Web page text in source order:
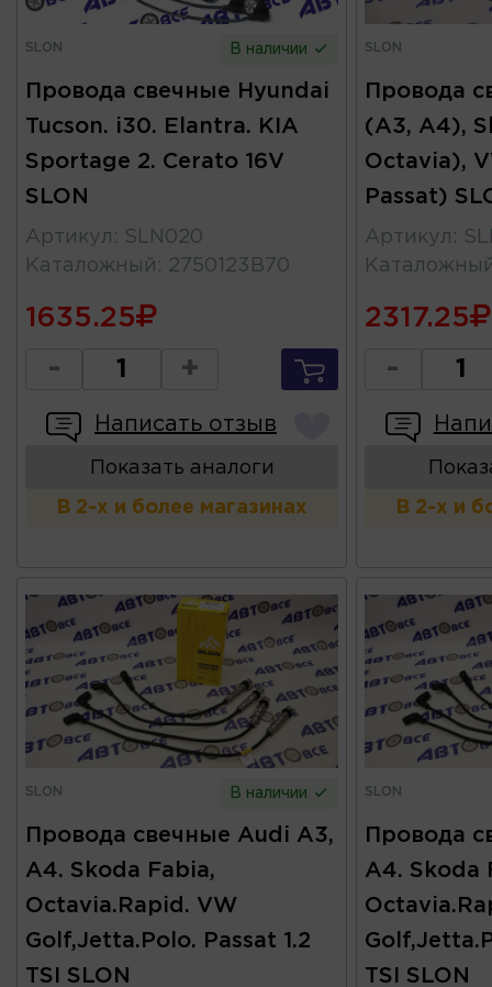
SLON В наличии
Провода свечные Hyundai
Tucson. i30. Elantra. KIA
Sportage 2. Cerato 16V
SLON
Артикул : SLN020
Каталожный : 2750123B70
1635.25
- +
Написать отзыв
Показать аналоги
В 2-х и более магазинах
SLON
Провода
(A3, A4),
Octavia),
Passat)
Артикул :
2317.25
-
В 2-х и
SLON В наличии
Провода свечные Audi A3,
A4. Skoda Fabia,
Octavia.Rapid. VW
Golf,Jetta.Polo. Passat 1.2
TSI SLON
SLON
Провода
A4. Skoda
TSI SLON